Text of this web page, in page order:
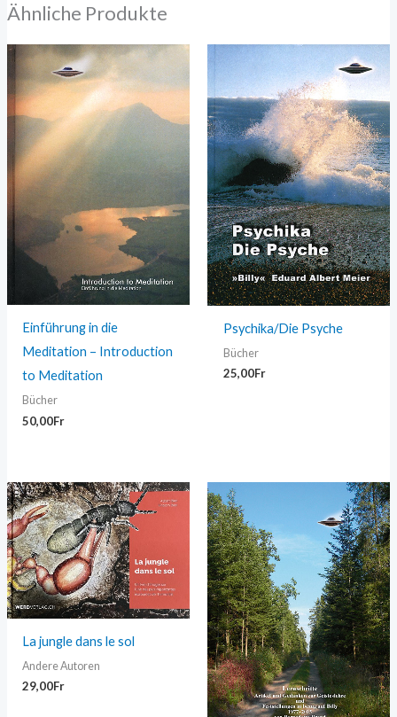
Ähnliche Produkte
Einführung in die
Meditation – Introduction
to Meditation
Bücher
50,00Fr
Psychika/Die Psyche
Bücher
25,00Fr
La jungle dans le sol
Andere Autoren
29,00Fr